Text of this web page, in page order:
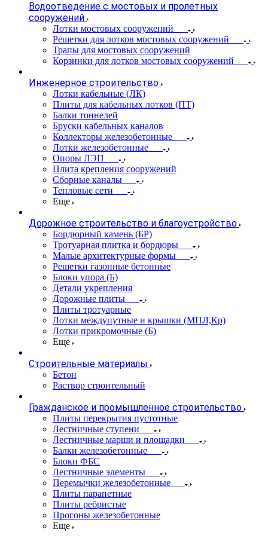
Водоотведение с мостовых и пролетных
сооружений
Лотки мостовых сооружений
Решетки для лотков мостовых сооружений
Трапы для мостовых сооружений
Корзинки для лотков мостовых сооружений
Инженерное строительство
Лотки кабельные (ЛК)
Плиты для кабельных лотков (ПТ)
Балки тоннелей
Бруски кабельных каналов
Коллекторы железобетонные
Лотки железобетонные
Опоры ЛЭП
Плита крепления сооружений
Сборные каналы
Тепловые сети
Еще
Дорожное строительство и благоустройство
Бордюрный камень (БР)
Тротуарная плитка и бордюры
Малые архитектурные формы
Решетки газонные бетонные
Блоки упора (Б)
Детали укрепления
Дорожные плиты
Плиты тротуарные
Лотки междупутные и крышки (МПЛ,Кр)
Лотки прикромочные (Б)
Еще
Строительные материалы
Бетон
Раствор строительный
Гражданское и промышленное строительство
Плиты перекрытия пустотные
Лестничные ступени
Лестничные марши и площадки
Балки железобетонные
Блоки ФБС
Лестничные элементы
Перемычки железобетонные
Плиты парапетные
Плиты ребристые
Прогоны железобетонные
Еще